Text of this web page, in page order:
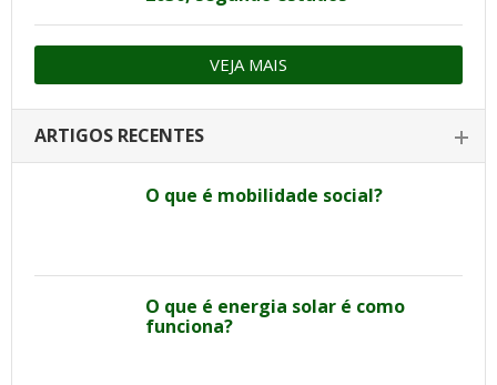
VEJA MAIS
ARTIGOS RECENTES
O que é mobilidade social?
O que é energia solar é como
funciona?